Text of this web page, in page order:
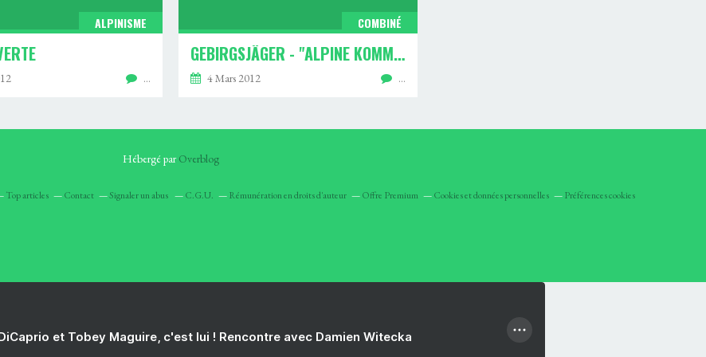
ALPINISME
…
COMBINÉ
GEBIRGSJÄGER - "ALPINE KOMMANDO"
4 Mars 2012 …
Hébergé parOverblog
Top articles Contact Signaler un abus C.G.U. Rémunération en droits d'auteur Offre Premium Cookies et données personnelles Préférences cookies
et Tobey Maguire, c'est lui ! Rencontre avec Damien Witecka